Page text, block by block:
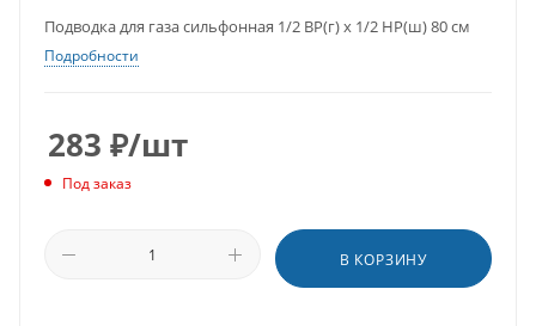
Подводка для газа сильфонная 1/2 ВР(г) х 1/2 НР(ш) 80 см
Подробности
283 ₽/шт
Под заказ
В КОРЗИНУ